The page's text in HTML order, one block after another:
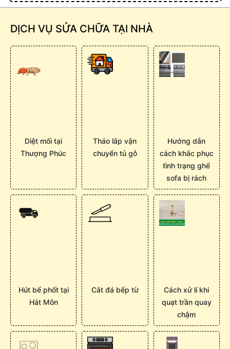
DỊCH VỤ SỬA CHỮA TẠI NHÀ
Diệt mối tại
Thượng Phúc
Tháo lắp vận
chuyển tủ gỗ
Hướng dẫn
cách khắc phục
tình trạng ghế
sofa bị rách
Hút bể phốt tại
Hát Môn
Cắt đá bếp từ
Cách xử lí khi
quạt trần quay
chậm